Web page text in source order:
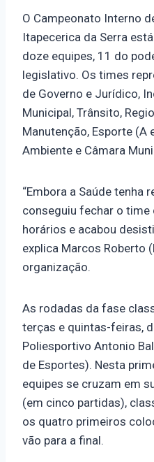
O Campeonato Interno
Itapecerica da Serra
doze equipes, 11 do
legislativo. Os times
de Governo e Jurídico,
Municipal, Trânsito,
Manutenção, Esporte (A
Ambiente e Câmara
“Embora a Saúde tenha
conseguiu fechar o time
horários e acabou
explica Marcos Roberto
organização.
As rodadas da fase
terças e quintas-feiras,
Poliesportivo Antonio
de Esportes). Nesta
equipes se cruzam em
(em cinco partidas),
os quatro primeiros
vão para a final.